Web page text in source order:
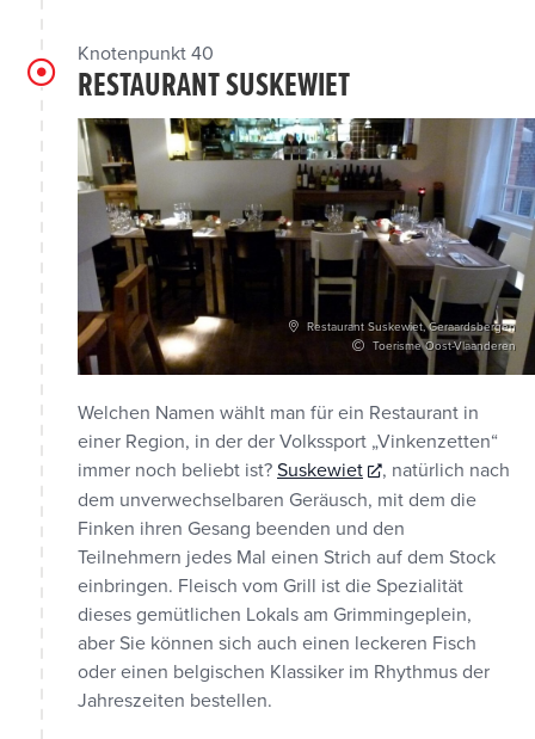
Knotenpunkt 40
RESTAURANT SUSKEWIET
Restaurant Suskewiet, Geraardsbergen
Toerisme Oost-Vlaanderen
Welchen Namen wählt man für ein Restaurant in
einer Region, in der der Volkssport „Vinkenzetten“
immer noch beliebt ist? Suskewiet
, natürlich nach
dem unverwechselbaren Geräusch, mit dem die
Finken ihren Gesang beenden und den
Teilnehmern jedes Mal einen Strich auf dem Stock
einbringen. Fleisch vom Grill ist die Spezialität
dieses gemütlichen Lokals am Grimmingeplein,
aber Sie können sich auch einen leckeren Fisch
oder einen belgischen Klassiker im Rhythmus der
Jahreszeiten bestellen.